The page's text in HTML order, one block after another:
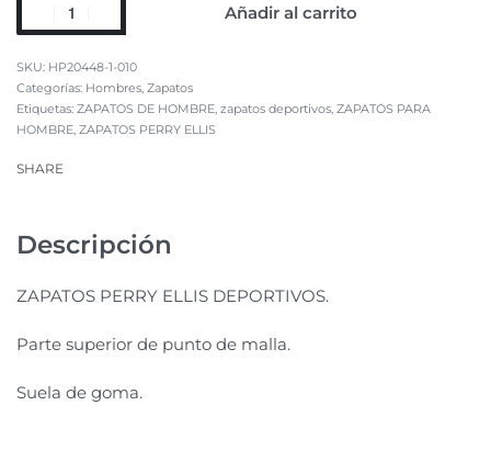
Añadir al carrito
HP20448-1-010
Categorías: Hombres Zapatos
Etiquetas: ZAPATOS DE HOMBRE zapatos deportivos ZAPATOS PARA
HOMBRE ZAPATOS PERRY ELLIS
SHARE
Descripción
ZAPATOS PERRY ELLIS DEPORTIVOS.
Parte superior de punto de malla.
Suela de goma.